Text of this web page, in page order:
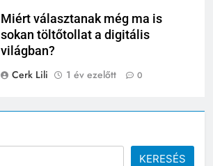
Miért választanak még ma is
sokan töltőtollat a digitális
világban?
Cerk Lili
1 év ezelőtt 0
KERESÉS